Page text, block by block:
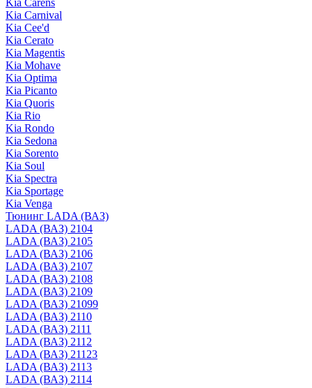
Kia Carens
Kia Carnival
Kia Cee'd
Kia Cerato
Kia Magentis
Kia Mohave
Kia Optima
Kia Picanto
Kia Quoris
Kia Rio
Kia Rondo
Kia Sedona
Kia Sorento
Kia Soul
Kia Spectra
Kia Sportage
Kia Venga
Тюнинг LADA (ВАЗ)
LADA (ВАЗ) 2104
LADA (ВАЗ) 2105
LADA (ВАЗ) 2106
LADA (ВАЗ) 2107
LADA (ВАЗ) 2108
LADA (ВАЗ) 2109
LADA (ВАЗ) 21099
LADA (ВАЗ) 2110
LADA (ВАЗ) 2111
LADA (ВАЗ) 2112
LADA (ВАЗ) 21123
LADA (ВАЗ) 2113
LADA (ВАЗ) 2114